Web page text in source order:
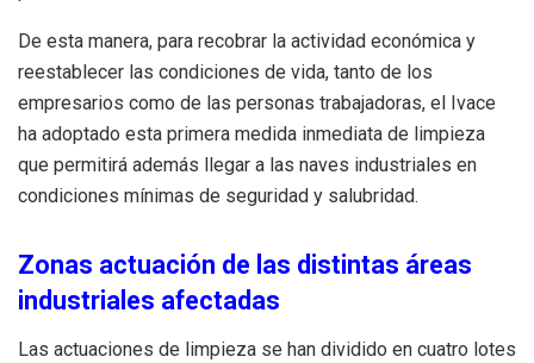
De esta manera, para recobrar la actividad económica y
reestablecer las condiciones de vida, tanto de los
empresarios como de las personas trabajadoras, el Ivace
ha adoptado esta primera medida inmediata de limpieza
que permitirá además llegar a las naves industriales en
condiciones mínimas de seguridad y salubridad.
Zonas actuación de las distintas áreas
industriales afectadas
Las actuaciones de limpieza se han dividido en cuatro lotes